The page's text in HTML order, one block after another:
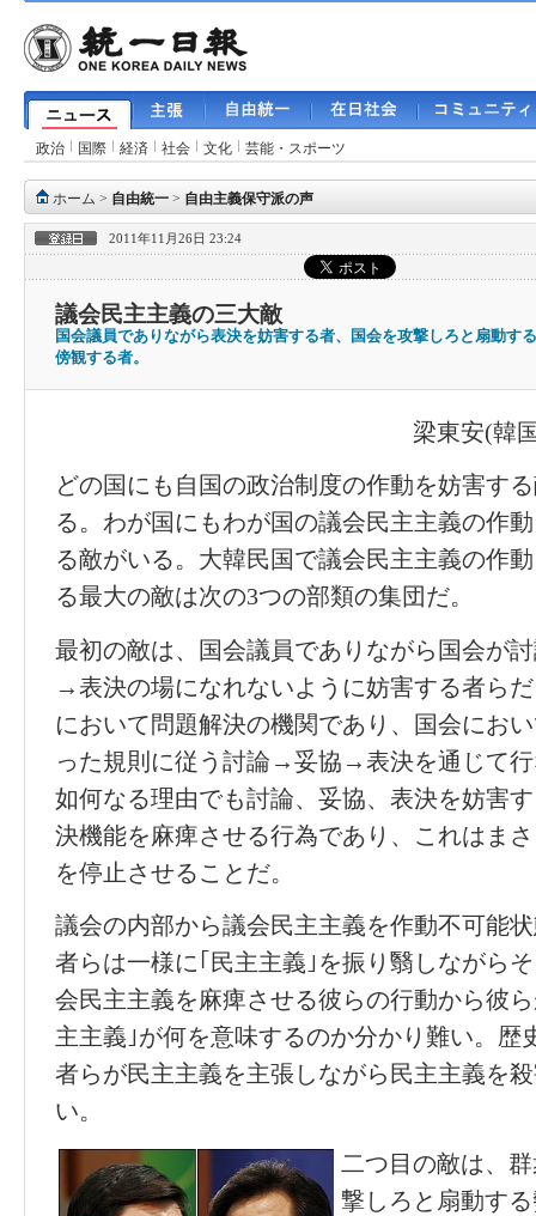
政治 国際 経済 社会 文化 芸能・スポーツ
ホーム > 自由統一 > 自由主義保守派の声
2011年11月26日 23:24
議会民主主義の三大敵
国会議員でありながら表決を妨害する者、国会を攻撃しろと扇動す
傍観する者。
梁東安(韓
どの国にも自国の政治制度の作動を妨害す
る。わが国にもわが国の議会民主主義の作
る敵がいる。大韓民国で議会民主主義の作
る最大の敵は次の3つの部類の集団だ。
最初の敵は、国会議員でありながら国会が
→表決の場になれないように妨害する者ら
において問題解決の機関であり、国会にお
った規則に従う討論→妥協→表決を通じて
如何なる理由でも討論、妥協、表決を妨害
決機能を麻痺させる行為であり、これはま
を停止させることだ。
議会の内部から議会民主主義を作動不可能
者らは一様に｢民主主義｣を振り翳しながら
会民主主義を麻痺させる彼らの行動から彼
主主義｣が何を意味するのか分かり難い。歴
者らが民主主義を主張しながら民主主義を
い。
二つ目の敵は、
撃しろと扇動す